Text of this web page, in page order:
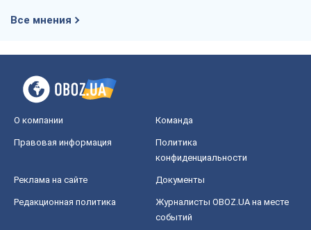
Все мнения
О компании Команда
Правовая информация
Политика
конфиденциальности
Реклама на сайте Документы
Редакционная политика
Журналисты OBOZ.UA на месте
событий